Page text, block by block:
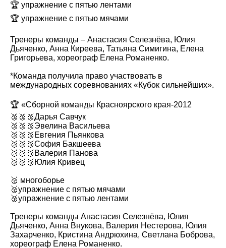
🏆 упражнение с пятью лентами
🏆 упражнение с пятью мячами
Тренеры команды – Анастасия Селезнёва, Юлия
Дьяченко, Анна Киреева, Татьяна Симигина, Елена
Григорьева, хореограф Елена Романенко.
*Команда получила право участвовать в
международных соревнованиях «Кубок сильнейших».
🏆 «Сборной команды Красноярского края-2012
🥈🥈🥉Дарья Савчук
🥈🥈🥉Эвелина Васильева
🥈🥈🥉Евгения Пьянкова
🥈🥈🥉София Бакшеева
🥈🥈🥉Валерия Панова
🥈🥈🥉Юлия Кривец
🥈 многоборье
🥈упражнение с пятью мячами
🥉упражнение с пятью лентами
Тренеры команды Анастасия Селезнёва, Юлия
Дьяченко, Анна Внукова, Валерия Нестерова, Юлия
Захарченко, Кристина Андрюхина, Светлана Боброва,
хореограф Елена Романенко.